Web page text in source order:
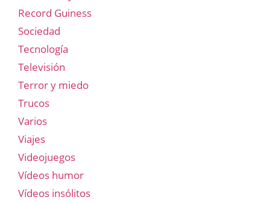
Record Guiness
Sociedad
Tecnología
Televisión
Terror y miedo
Trucos
Varios
Viajes
Videojuegos
Vídeos humor
Vídeos insólitos